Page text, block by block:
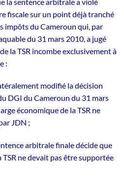
fiscale sur un point déjà tranché
impôts du Cameroun qui, par
du 31 mars 2010, a jugé
la TSR incombe exclusivement à
:
modifié la décision
DGI du Cameroun du 31 mars
économique de la TSR ne
JDN ;
arbitrale finale décide que
TSR ne devait pas être supportée